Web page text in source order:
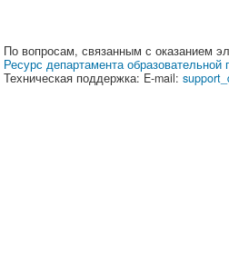
По вопросам, связанным с оказанием
Ресурс департамента образовательной
Техническая поддержка: E-mail: